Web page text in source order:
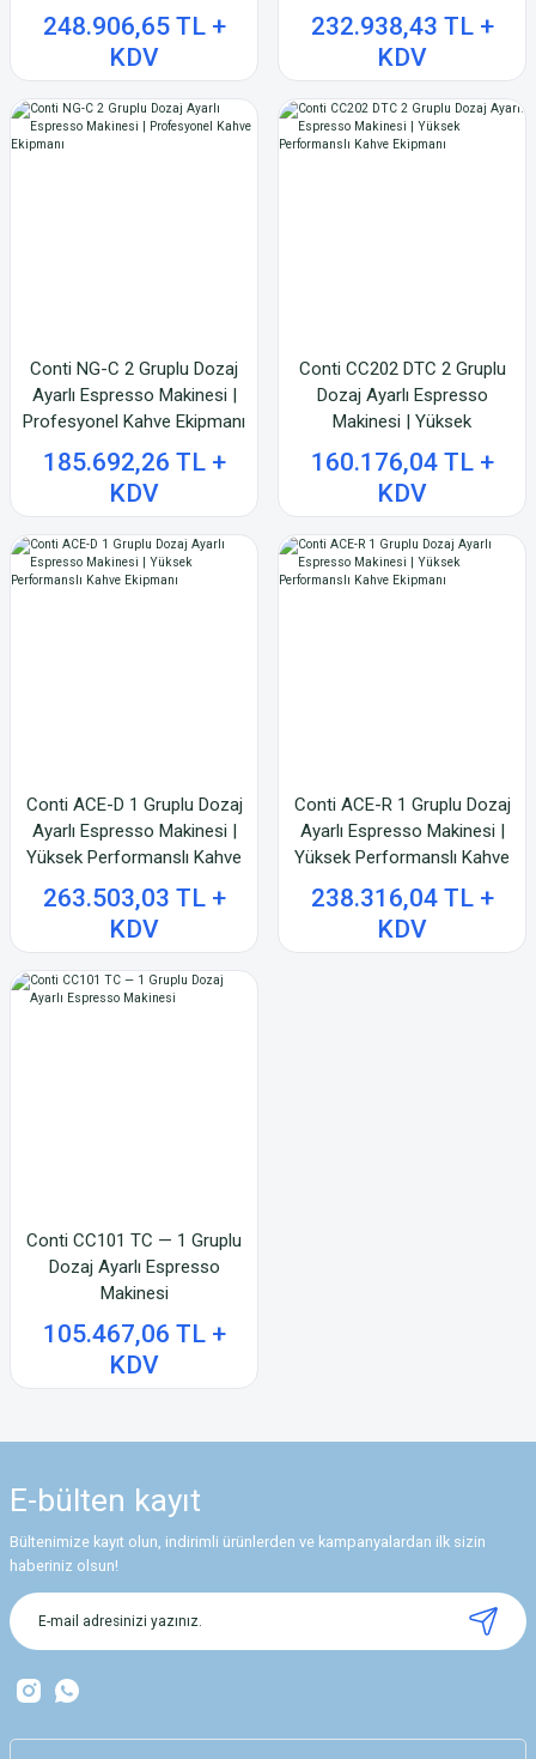
248.906,65 TL +
KDV
232.938,43 TL +
KDV
Conti NG-C 2 Gruplu Dozaj
Ayarlı Espresso Makinesi |
Profesyonel Kahve Ekipmanı
185.692,26 TL +
KDV
Conti CC202 DTC 2 Gruplu
Dozaj Ayarlı Espresso
Makinesi | Yüksek
Performanslı Kahve
Ekipmanı
160.176,04 TL +
KDV
Conti ACE-D 1 Gruplu Dozaj
Ayarlı Espresso Makinesi |
Yüksek Performanslı Kahve
Ekipmanı
263.503,03 TL +
KDV
Conti ACE-R 1 Gruplu Dozaj
Ayarlı Espresso Makinesi |
Yüksek Performanslı Kahve
Ekipmanı
238.316,04 TL +
KDV
Conti CC101 TC — 1 Gruplu
Dozaj Ayarlı Espresso
Makinesi
105.467,06 TL +
KDV
E-bülten kayıt
Bültenimize kayıt olun, indirimli ürünlerden ve kampanyalardan ilk sizin
haberiniz olsun!